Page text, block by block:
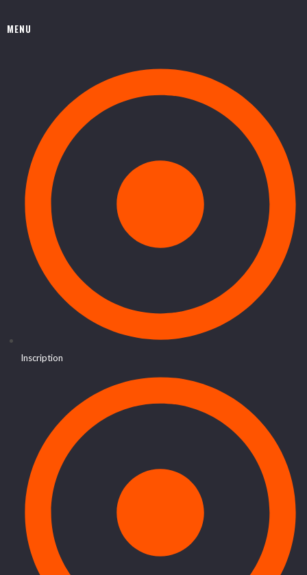
MENU
Inscription